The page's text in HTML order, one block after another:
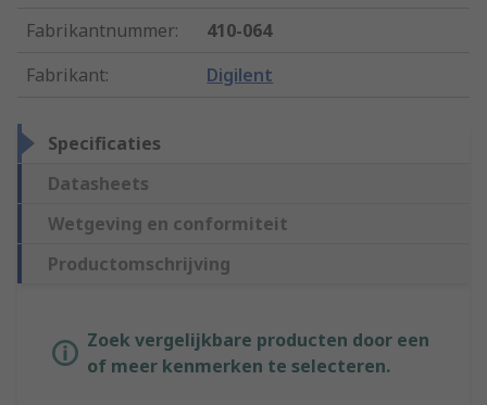
Fabrikantnummer:
410-064
Fabrikant: Digilent
Specificaties
Datasheets
Wetgeving en conformiteit
Productomschrijving
Zoek vergelijkbare producten door een
of meer kenmerken te selecteren.